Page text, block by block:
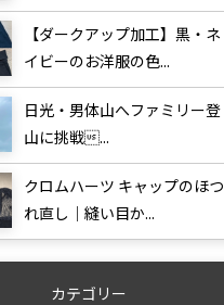
【ダークアップ加工】黒・ネ
イビーのお洋服の色...
日光・男体山へファミリー登
山に挑戦...
クロムハーツ キャップのほつ
れ直し｜縫い目か...
カテゴリー